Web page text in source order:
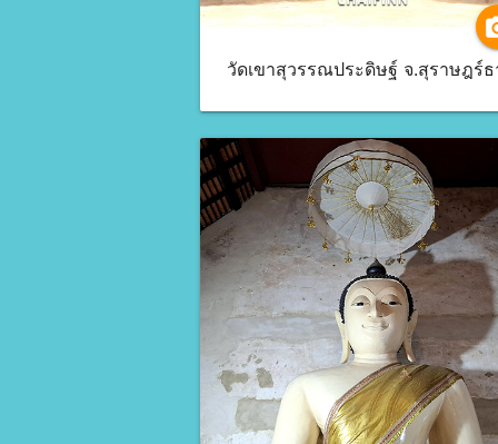
วัดเขาสุวรรณประดิษฐ์ จ.สุราษฎร์